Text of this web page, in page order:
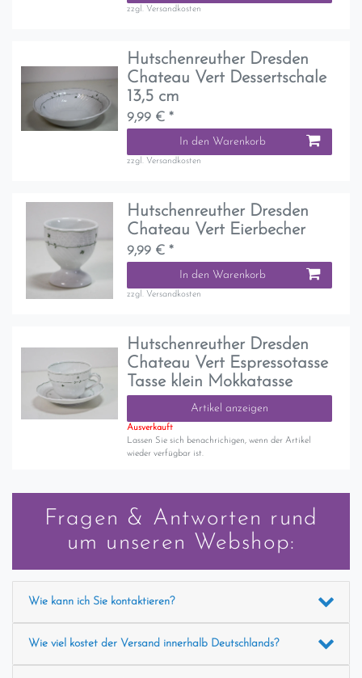
zzgl. Versandkosten
Hutschenreuther Dresden
Chateau Vert Dessertschale
13,5 cm
9,99 € *
In den Warenkorb
zzgl. Versandkosten
Hutschenreuther Dresden
Chateau Vert Eierbecher
9,99 € *
In den Warenkorb
zzgl. Versandkosten
Hutschenreuther Dresden
Chateau Vert Espressotasse
Tasse klein Mokkatasse
Artikel anzeigen
Ausverkauft
Lassen Sie sich benachrichigen, wenn der Artikel
wieder verfügbar ist.
Fragen & Antworten rund
um unseren Webshop:
Wie kann ich Sie kontaktieren?
Wie viel kostet der Versand innerhalb Deutschlands?